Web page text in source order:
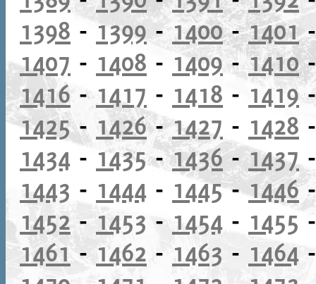
1398 -1399 -1400-1401
1407 - 1408 - 1409-1410
1416- 1417 - 1418 - 1419
1425- 1426-1427 - 1428
1434 - 1435-1436- 1437
1443 - 1444 - 1445-1446
1452 -1453 - 1454 - 1455
1461- 1462 - 1463 - 1464